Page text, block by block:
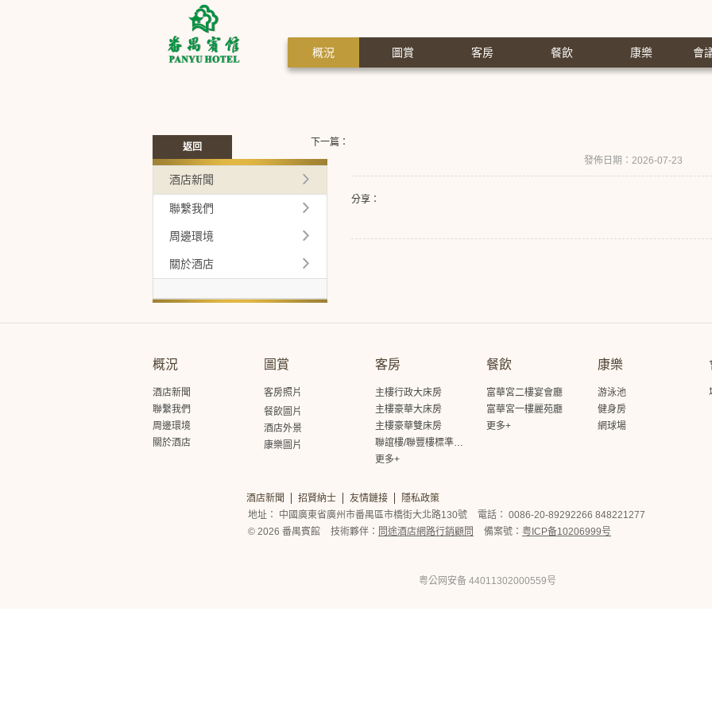
概況 圖賞 客房 餐飲 康樂 會
發佈日期：2026-07-23
分享：
下一篇：
返回
酒店新聞
聯繫我們
周邊環境
關於酒店
概況
酒店新聞
聯繫我們
周邊環境
關於酒店
圖賞
客房照片
餐飲圖片
酒店外景
康樂圖片
客房
主樓行政大床房
主樓豪華大床房
主樓豪華雙床房
聯誼樓/聯豐樓標準大床房
更多+
餐飲
富華宮二樓宴會廳
富華宮一樓麗苑廳
更多+
康樂
游泳池
健身房
網球場
酒店新聞 招賢納士 友情鏈接
隱私政策
地址： 中國廣東省廣州市番禺區市橋街大北路130號
電話： 0086-20-89292266 848221277
© 2026 番禺賓館
技術夥伴： 問途酒店網路行銷顧問 備案號： 粤ICP备10206999号
粤公网安备 44011302000559号